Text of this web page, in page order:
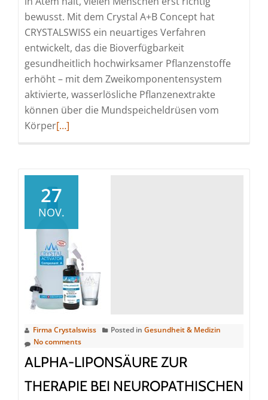
bewusst. Mit dem Crystal A+B Concept hat
CRYSTALSWISS ein neuartiges Verfahren
entwickelt, das die Bioverfügbarkeit
gesundheitlich hochwirksamer Pflanzenstoffe
erhöht – mit dem Zweikomponentensystem
aktivierte, wasserlösliche Pflanzenextrakte
können über die Mundspeicheldrüsen vom
KörperRead
belegt
Wirksamkeit
des
Aktivators®
von
CRYSTALSWISS
für
die
Bioverfügbarkeit
von
Pflanzenwirkstoffen
[…]
27
NOV.
Firma Crystalswiss Posted in Gesundheit & Medizin
No comments
ALPHA-LIPONSÄURE ZUR
THERAPIE BEI NEUROPATHISCHEN